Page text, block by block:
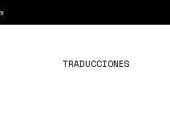
TRADUCCIONES